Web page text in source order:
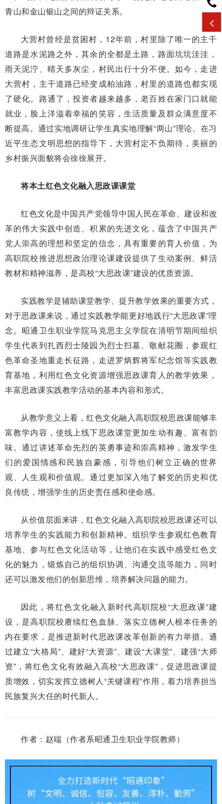
青山和金山银山之间的辩证关系。
大营村曾经是贫困村，12年前，村里除了唯一的主干
道路是水泥路之外，其余的全都是土路，路面坑坑洼洼，
雨天泥泞、晴天多灰尘，村民出行十分不便。如今，走进
大营村，主干道路已经变成柏油路，村里的道路也都实现
了硬化。路通了，投资者越来越多，老百姓在家门口就能
就业，脸上洋溢着幸福的笑容，生活质量及群众满意度不
断提高。通过实地调研让学生真实地理解“两山”理论。在习
近平生态文明思想的指导下，大营村定不负期待，美丽的
乡村振兴面貌将会徐徐展开。
将本土红色文化融入思政课课堂
红色文化是中国共产党领导中国人民在革命、建设和改
革的伟大实践中创造、积累的先进文化，蕴含了中国共产
党人崇高的理想和坚定的信念，具有重要的育人价值，为
高职院校推进思想政治理论课建设提供了生动案例、鲜活
教材和精神滋养，是高校“大思政课”建设的优质资源。
实践教学是辅助课堂教学、提升教学效果的重要方式，
对于思政课来说，通过实践教学能更好地践行“大思政课”理
念。昭通卫生职业学院马克思主义学院在清明节期间组织
学生代表到扎西烈士陵园为烈士扫墓、敬献花圈，参观红
色革命圣地重走长征路，走进罗炳辉将军纪念馆等实践教
育基地，利用红色文化资源增强思政课育人的教学效果，
丰富思政课实践教学活动的基本内容和形式。
从教学意义上看，红色文化融入高职院校思政课能够丰
富教学内容，使线上线下思政课堂更加生动有趣、富有韵
味。通过讲述革命先烈的英勇事迹和崇高精神，激发学生
们的爱国情感和民族自豪感，引导他们树立正确的世界
观、人生观和价值观。通过更加深入地了解党的历史和优
良传统，增强学生的历史责任感和使命感。
从价值层面来讲，红色文化融入高职院校思政课还可以
培养学生的实践能力和创新精神。组织学生参观红色教育
基地、参与红色文化活动等，让他们在实践中感受红色文
化的魅力，锻炼自己的组织协调、沟通交流等能力，同时
还可以激发他们的创新思维，培养解决问题的能力。
因此，将红色文化融入新时代高职院校“大思政课”建
设，是高职院校赓续红色血脉、落实立德树人根本任务的
内在要求，是推进新时代思政课改革创新的有力举措。通
过建立“大格局”、建好“大资源”、建设“大课堂”、建强“大师
资”，将红色文化有效融入高校“大思政课”，促进思政课提
质增效，切实发挥立德树人“关键课程”作用，着力培养担当
民族复兴大任的时代新人。
作者：赵端（作者系昭通卫生职业学院教师）